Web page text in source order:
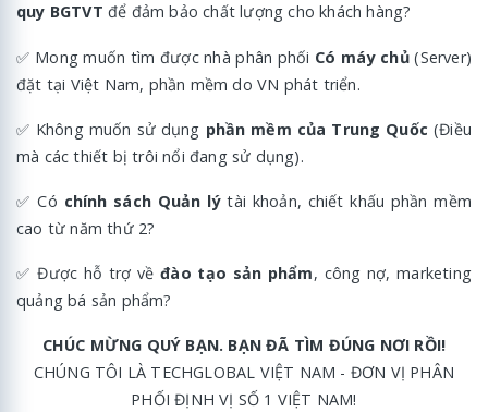
quy BGTVT để đảm bảo chất lượng cho khách hàng?
✅ Mong muốn tìm được nhà phân phối Có máy chủ(Server)
đặt tại Việt Nam, phần mềm do VN phát triển.
✅ Không muốn sử dụng phần mềm của Trung Quốc (Điều
mà các thiết bị trôi nổi đang sử dụng).
✅Có chính sách Quản lýtài khoản, chiết khấu phần mềm
cao từ năm thứ 2?
✅Được hỗ trợ vềđào tạo sản phẩm, công nợ, marketing
quảng bá sản phẩm?
CHÚC MỪNG QUÝ BẠN. BẠN ĐÃ TÌM ĐÚNG NƠI RỒI!
CHÚNG TÔI LÀ TECHGLOBAL VIỆT NAM - ĐƠN VỊ PHÂN
PHỐI ĐỊNH VỊ SỐ 1 VIỆT NAM!